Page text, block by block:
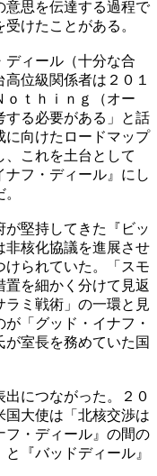
意思を伝達する過程で
けたことがある。
ディール（十分な合
位級関係者は２０１
ｔｈｉｎｇ（オー
する必要がある」と話
に向けたロードマップ
、これを土台として
ナフ・ディール』にし
堅持してきた『ビッ
非核化協議を進展させ
けられていた。「スモ
を細かく分けて見返
ラミ戦術」の一環と見
「グッド・イナフ・
室長を務めていた国
につながった。２０
国大使は「北核交渉は
フ・ディール』の間の
『バッドディール』